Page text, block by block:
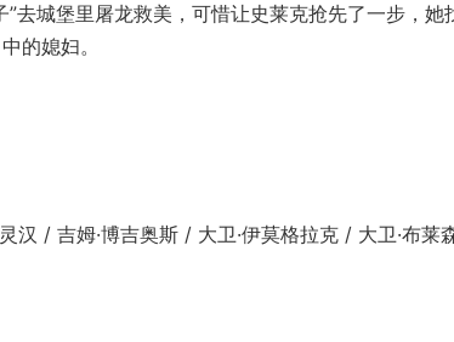
城堡里屠龙救美，可惜让史莱克抢先了一步，她
的媳妇。
/ 吉姆·博吉奥斯 / 大卫·伊莫格拉克 / 大卫·布莱